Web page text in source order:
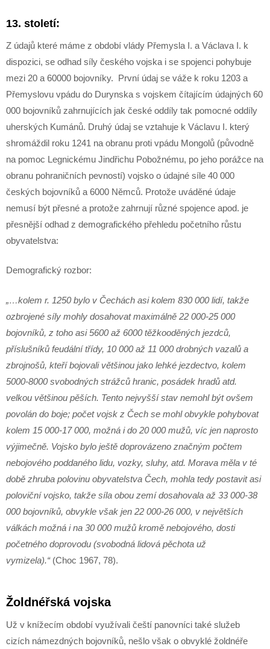
13. století:
Z údajů které máme z období vlády Přemysla I. a Václava I. k
dispozici, se odhad síly českého vojska i se spojenci pohybuje
mezi 20 a 60000 bojovníky. První údaj se váže k roku 1203 a
Přemyslovu vpádu do Durynska s vojskem čítajícím údajných 60
000 bojovníků zahrnujících jak české oddíly tak pomocné oddíly
uherských Kumánů. Druhý údaj se vztahuje k Václavu I. který
shromáždil roku 1241 na obranu proti vpádu Mongolů (původně
na pomoc Legnickému Jindřichu Pobožnému, po jeho porážce na
obranu pohraničních pevností) vojsko o údajné síle 40 000
českých bojovníků a 6000 Němců. Protože uváděné údaje
nemusí být přesné a protože zahrnují různé spojence apod. je
přesnější odhad z demografického přehledu početního růstu
obyvatelstva:
Demografický rozbor:
„…kolem r. 1250 bylo v Čechách asi kolem 830 000 lidí, takže
ozbrojené síly mohly dosahovat maximálně 22 000-25 000
bojovníků, z toho asi 5600 až 6000 těžkooděných jezdců,
příslušníků feudální třídy, 10 000 až 11 000 drobných vazalů a
zbrojnošů, kteří bojovali většinou jako lehké jezdectvo, kolem
5000-8000 svobodných strážců hranic, posádek hradů atd.
velkou většinou pěších. Tento nejvyšší stav nemohl být ovšem
povolán do boje; počet vojsk z Čech se mohl obvykle pohybovat
kolem 15 000-17 000, možná i do 20 000 mužů, víc jen naprosto
výjimečně. Vojsko bylo ještě doprovázeno značným počtem
nebojového poddaného lidu, vozky, sluhy, atd. Morava měla v té
době zhruba polovinu obyvatelstva Čech, mohla tedy postavit asi
poloviční vojsko, takže síla obou zemí dosahovala až 33 000-38
000 bojovníků, obvykle však jen 22 000-26 000, v největších
válkách možná i na 30 000 mužů kromě nebojového, dosti
početného doprovodu (svobodná lidová pěchota už
vymizela).“(Choc 1967, 78).
Žoldnéřská vojska
Už v knížecím období využívali čeští panovníci také služeb
cizích námezdných bojovníků, nešlo však o obvyklé žoldnéře